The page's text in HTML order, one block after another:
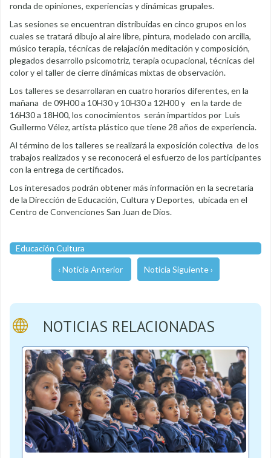
ronda de opiniones, experiencias y dinámicas grupales.
Las sesiones se encuentran distribuidas en cinco grupos en los
cuales se tratará dibujo al aire libre, pintura, modelado con arcilla,
músico terapia, técnicas de relajación meditación y composición,
plegados desarrollo psicomotriz, terapia ocupacional, técnicas del
color y el taller de cierre dinámicas mixtas de observación.
Los talleres se desarrollaran en cuatro horarios diferentes, en la
mañana de 09H00 a 10H30 y 10H30 a 12H00 y en la tarde de
16H30 a 18H00, los conocimientos serán impartidos por Luis
Guillermo Vélez, artista plástico que tiene 28 años de experiencia.
Al término de los talleres se realizará la exposición colectiva de los
trabajos realizados y se reconocerá el esfuerzo de los participantes
con la entrega de certificados.
Los interesados podrán obtener más información en la secretaría
de la Dirección de Educación, Cultura y Deportes, ubicada en el
Centro de Convenciones San Juan de Dios.
Educación Cultura
‹ Noticia Anterior Noticia Siguiente ›
NOTICIAS RELACIONADAS